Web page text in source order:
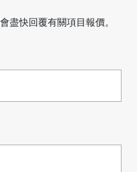
盡快回覆有關項目報價。